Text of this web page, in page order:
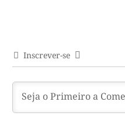
Inscrever-se